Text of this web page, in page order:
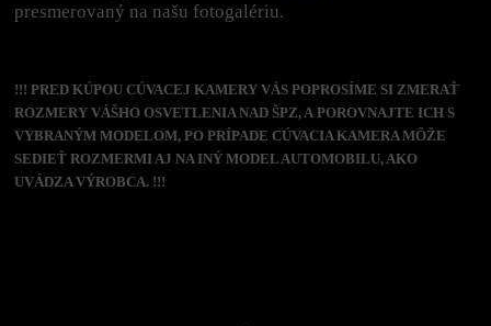
presmerovaný na našu fotogalériu.
!!! PRED KÚPOU CÚVACEJ KAMERY VÁS POPROSÍME SI ZMERAŤ
ROZMERY VÁŠHO OSVETLENIA NAD ŠPZ, A POROVNAJTE ICH S
VYBRANÝM MODELOM, PO PRÍPADE CÚVACIA KAMERA MÔŽE
SEDIEŤ ROZMERMI AJ NA INÝ MODEL AUTOMOBILU, AKO
UVÁDZA VÝROBCA. !!!